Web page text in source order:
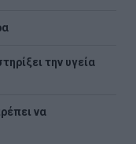
την υγεία
να